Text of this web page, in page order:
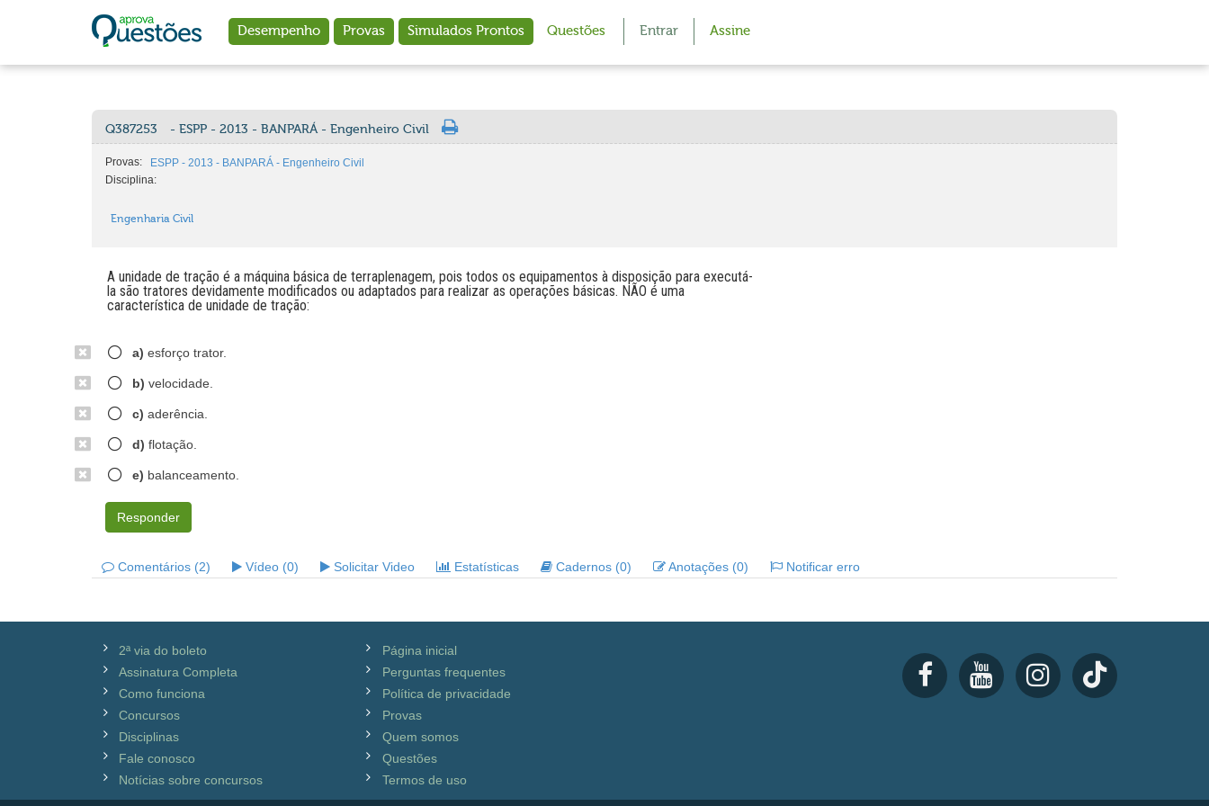
Desempenho Provas Simulados Prontos Questões Entrar Assine
Q387253 - ESPP - 2013 - BANPARÁ - Engenheiro Civil
Provas:
ESPP - 2013 - BANPARÁ - Engenheiro Civil
Disciplina:
Engenharia Civil
A unidade de tração é a máquina básica de terraplenagem, pois todos os equipamentos à disposição para executá-
la são tratores devidamente modificados ou adaptados para realizar as operações básicas. NÃO é uma
característica de unidade de tração:
a) esforço trator.
b) velocidade.
c) aderência.
d) flotação.
e) balanceamento.
Responder
Comentários (2) Vídeo (0) Solicitar Video Estatísticas Cadernos (0) Anotações (0) Notificar erro
2ª via do boleto
Assinatura Completa
Como funciona
Concursos
Disciplinas
Fale conosco
Notícias sobre concursos
Página inicial
Perguntas frequentes
Política de privacidade
Provas
Quem somos
Questões
Termos de uso